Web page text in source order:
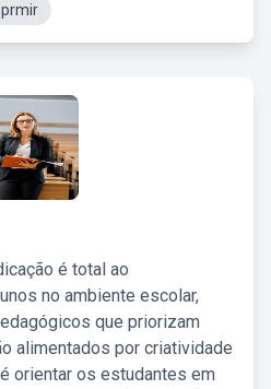
é total ao
no ambiente escolar,
que priorizam
alimentados por criatividade
orientar os estudantes em